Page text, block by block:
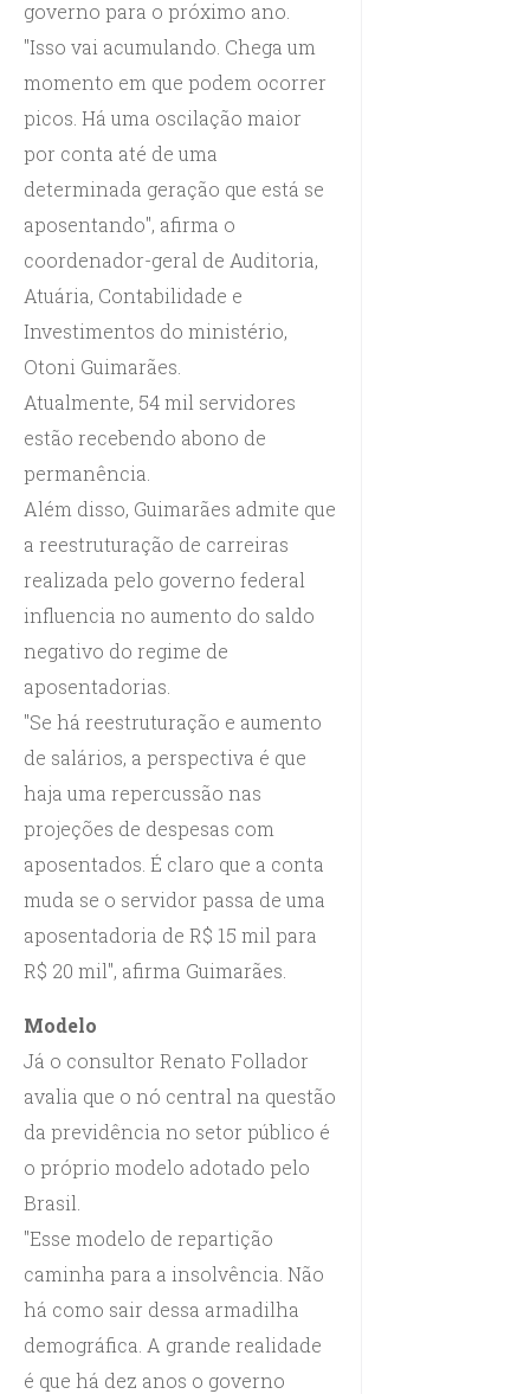
governo para o próximo ano.
"Isso vai acumulando. Chega um
momento em que podem ocorrer
picos. Há uma oscilação maior
por conta até de uma
determinada geração que está se
aposentando", afirma o
coordenador-geral de Auditoria,
Atuária, Contabilidade e
Investimentos do ministério,
Otoni Guimarães.
Atualmente, 54 mil servidores
estão recebendo abono de
permanência.
Além disso, Guimarães admite que
a reestruturação de carreiras
realizada pelo governo federal
influencia no aumento do saldo
negativo do regime de
aposentadorias.
"Se há reestruturação e aumento
de salários, a perspectiva é que
haja uma repercussão nas
projeções de despesas com
aposentados. É claro que a conta
muda se o servidor passa de uma
aposentadoria de R$ 15 mil para
R$ 20 mil", afirma Guimarães.
Modelo
Já o consultor Renato Follador
avalia que o nó central na questão
da previdência no setor público é
o próprio modelo adotado pelo
Brasil.
"Esse modelo de repartição
caminha para a insolvência. Não
há como sair dessa armadilha
demográfica. A grande realidade
é que há dez anos o governo